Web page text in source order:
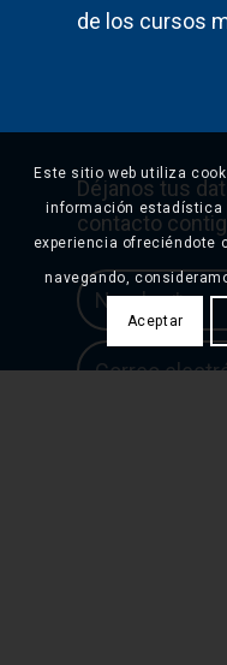
de los cursos
Déjanos tus
contacto
Este sitio web utiliza
información estadística
experiencia ofreciéndote
navegando,
Aceptar